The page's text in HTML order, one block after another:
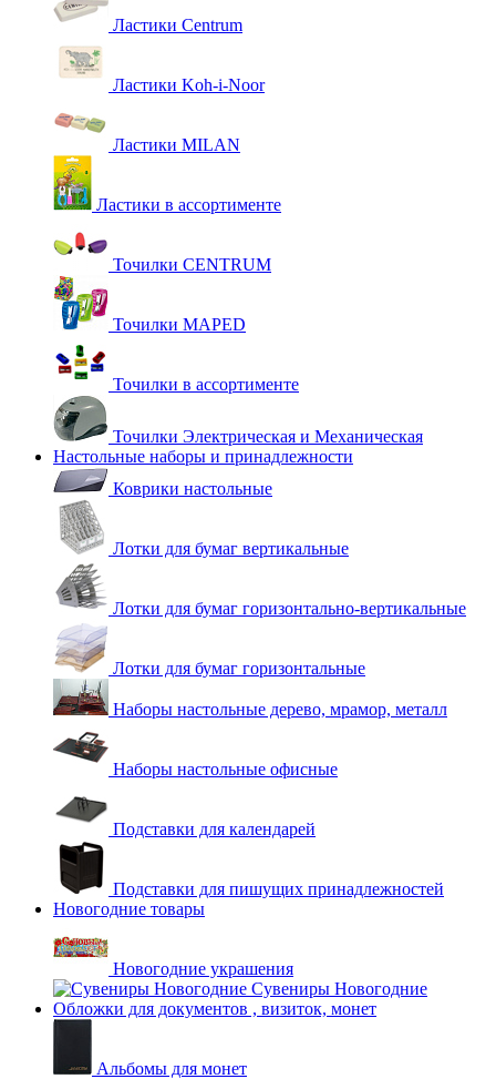
Ластики Centrum
Ластики Koh-i-Noor
Ластики MILAN
Ластики в ассортименте
Точилки CENTRUM
Точилки MAPED
Точилки в ассортименте
Точилки Электрическая и Механическая
Настольные наборы и принадлежности
Коврики настольные
Лотки для бумаг вертикальные
Лотки для бумаг горизонтально-вертикальные
Лотки для бумаг горизонтальные
Наборы настольные дерево, мрамор, металл
Наборы настольные офисные
Подставки для календарей
Подставки для пишущих принадлежностей
Новогодние товары
Новогодние украшения
Сувениры Новогодние
Обложки для документов , визиток, монет
Альбомы для монет